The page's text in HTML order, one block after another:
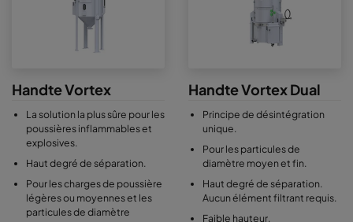
Handte Vortex
La solution la plus sûre pour les
poussières inflammables et
explosives.
Haut degré de séparation.
Pour les charges de poussière
légères ou moyennes et les
particules de diamètre
Handte Vortex Dual
Principe de désintégration
unique.
Pour les particules de
diamètre moyen et fin.
Haut degré de séparation.
Aucun élément filtrant requis.
Faible hauteur,